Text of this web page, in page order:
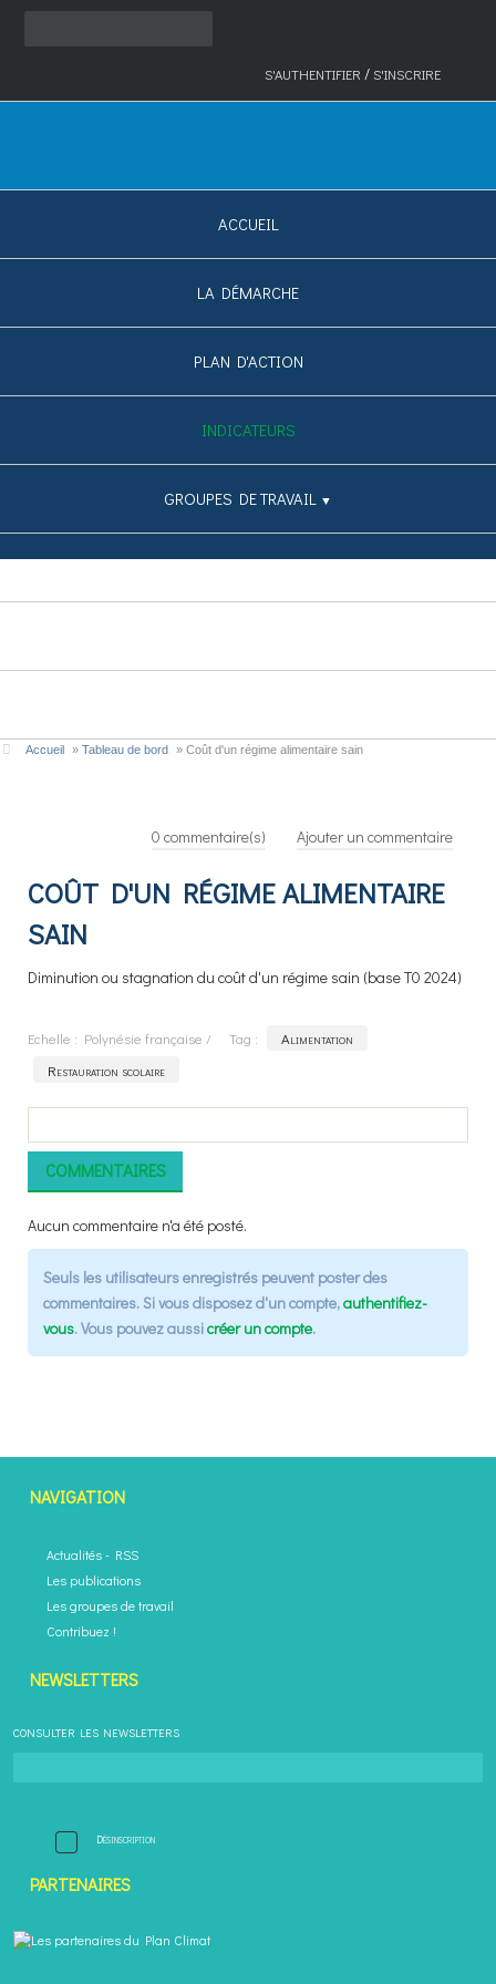
S'AUTHENTIFIER /S'INSCRIRE
ACCUEIL
LA DÉMARCHE
PLAN D'ACTION
INDICATEURS
GROUPES DE TRAVAIL ▼
Accueil » Tableau de bord » Coût d'un régime alimentaire sain
0 commentaire(s) Ajouter un commentaire
COÛT D'UN RÉGIME ALIMENTAIRE
SAIN
Diminution ou stagnation du coût d'un régime sain (base T0 2024)
Echelle : Polynésie française / Tag :
Alimentation
Restauration scolaire
COMMENTAIRES
Aucun commentaire n'a été posté.
Seuls les utilisateurs enregistrés peuvent poster des
commentaires. Si vous disposez d'un compte,authentifiez-
vous. Vous pouvez aussicréer un compte.
NAVIGATION
Actualités- RSS
Les publications
Les groupes de travail
Contribuez !
NEWSLETTERS
CONSULTER LES NEWSLETTERS
Désinscription
PARTENAIRES